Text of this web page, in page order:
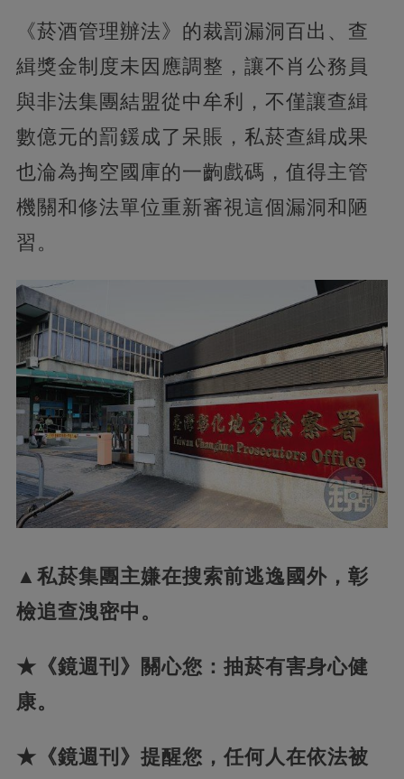
《菸酒管理辦法》的裁罰漏洞百出、查
緝獎金制度未因應調整，讓不肖公務員
與非法集團結盟從中牟利，不僅讓查緝
數億元的罰鍰成了呆賬，私菸查緝成果
也淪為掏空國庫的一齣戲碼，值得主管
機關和修法單位重新審視這個漏洞和陋
習。
▲私菸集團主嫌在搜索前逃逸國外，彰
檢追查洩密中。
★《鏡週刊》關心您：抽菸有害身心健
康。
★《鏡週刊》提醒您，任何人在依法被